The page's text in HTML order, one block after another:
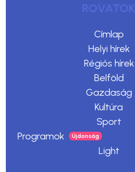
ROVATOK
Címlap
Helyi hírek
Régiós hírek
Belföld
Gazdaság
Kultúra
Sport
Programok
Light